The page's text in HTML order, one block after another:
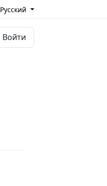
Русский
Войти